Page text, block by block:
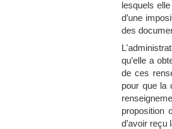
lesquels
d’une
des
qu’elle a
de ces
pour que la
proposition
d’avoir